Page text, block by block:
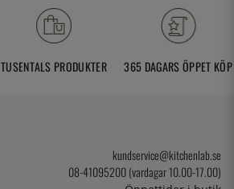
TUSENTALS PRODUKTER 365 DAGARS ÖPPET KÖP
kundservice@kitchenlab.se
08-41095200 (vardagar 10.00-17.00)